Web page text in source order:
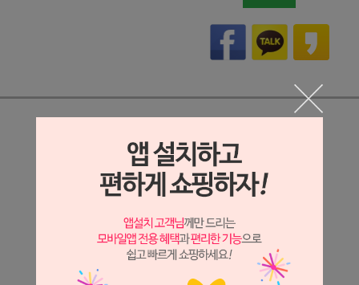
상세정보 새창 열기
상세 정보를 확대해 보실 수 있습니다.
※ 필독해주세요 ※
는 시세 변동에 따라 가격이 달라질 수 있으니
문의 후 주문 바랍니다.